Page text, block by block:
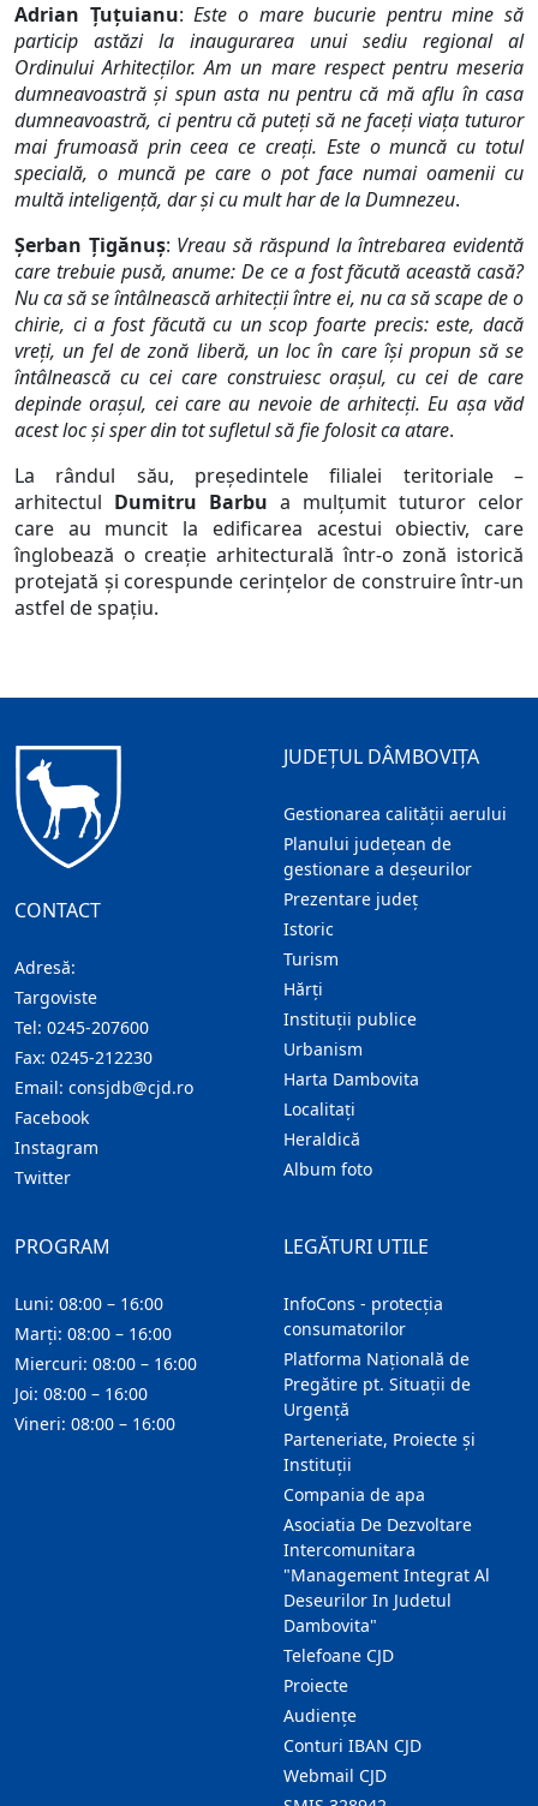
Adrian Ţuţuianu:Este o mare bucurie pentru mine să
particip astăzi la inaugurarea unui sediu regional al
Ordinului Arhitecţilor. Am un mare respect pentru meseria
dumneavoastră şi spun asta nu pentru că mă aflu în casa
dumneavoastră, ci pentru că puteţi să ne faceţi viaţa tuturor
mai frumoasă prin ceea ce creaţi. Este o muncă cu totul
specială, o muncă pe care o pot face numai oamenii cu
multă inteligenţă, dar şi cu mult har de la Dumnezeu.
Şerban Ţigănuş: Vreau să răspund la întrebarea evidentă
care trebuie pusă, anume: De ce a fost făcută această casă?
Nu ca să se întâlnească arhitecţii între ei, nu ca să scape de o
chirie, ci a fost făcută cu un scop foarte precis: este, dacă
vreţi, un fel de zonă liberă, un loc în care îşi propun să se
întâlnească cu cei care construiesc oraşul, cu cei de care
depinde oraşul, cei care au nevoie de arhitecţi. Eu aşa văd
acest loc şi sper din tot sufletul să fie folosit ca atare.
La rândul său, preşedintele filialei teritoriale –
arhitectul Dumitru Barbu a mulţumit tuturor celor
care au muncit la edificarea acestui obiectiv, care
înglobează o creaţie arhitecturală într-o zonă istorică
protejată şi corespunde cerinţelor de construire într-un
astfel de spaţiu.
CONTACT
Adresă:
Targoviste
Tel: 0245-207600
Fax: 0245-212230
Email: consjdb@cjd.ro
Facebook
Instagram
Twitter
JUDEȚUL DÂMBOVIȚA
Gestionarea calității aerului
Planului județean de
gestionare a deșeurilor
Prezentare judeţ
Istoric
Turism
Hărţi
Instituţii publice
Urbanism
Harta Dambovita
Localitaţi
Heraldică
Album foto
LEGĂTURI UTILE
InfoCons - protecția
consumatorilor
Platforma Națională de
Pregătire pt. Situații de
Urgență
Parteneriate, Proiecte și
Instituții
Compania de apa
Asociatia De Dezvoltare
Intercomunitara
"Management Integrat Al
Deseurilor In Judetul
Dambovita"
Telefoane CJD
Proiecte
Audienţe
Conturi IBAN CJD
Webmail CJD
PROGRAM
Luni: 08:00 – 16:00
Marți: 08:00 – 16:00
Miercuri: 08:00 – 16:00
Joi: 08:00 – 16:00
Vineri: 08:00 – 16:00